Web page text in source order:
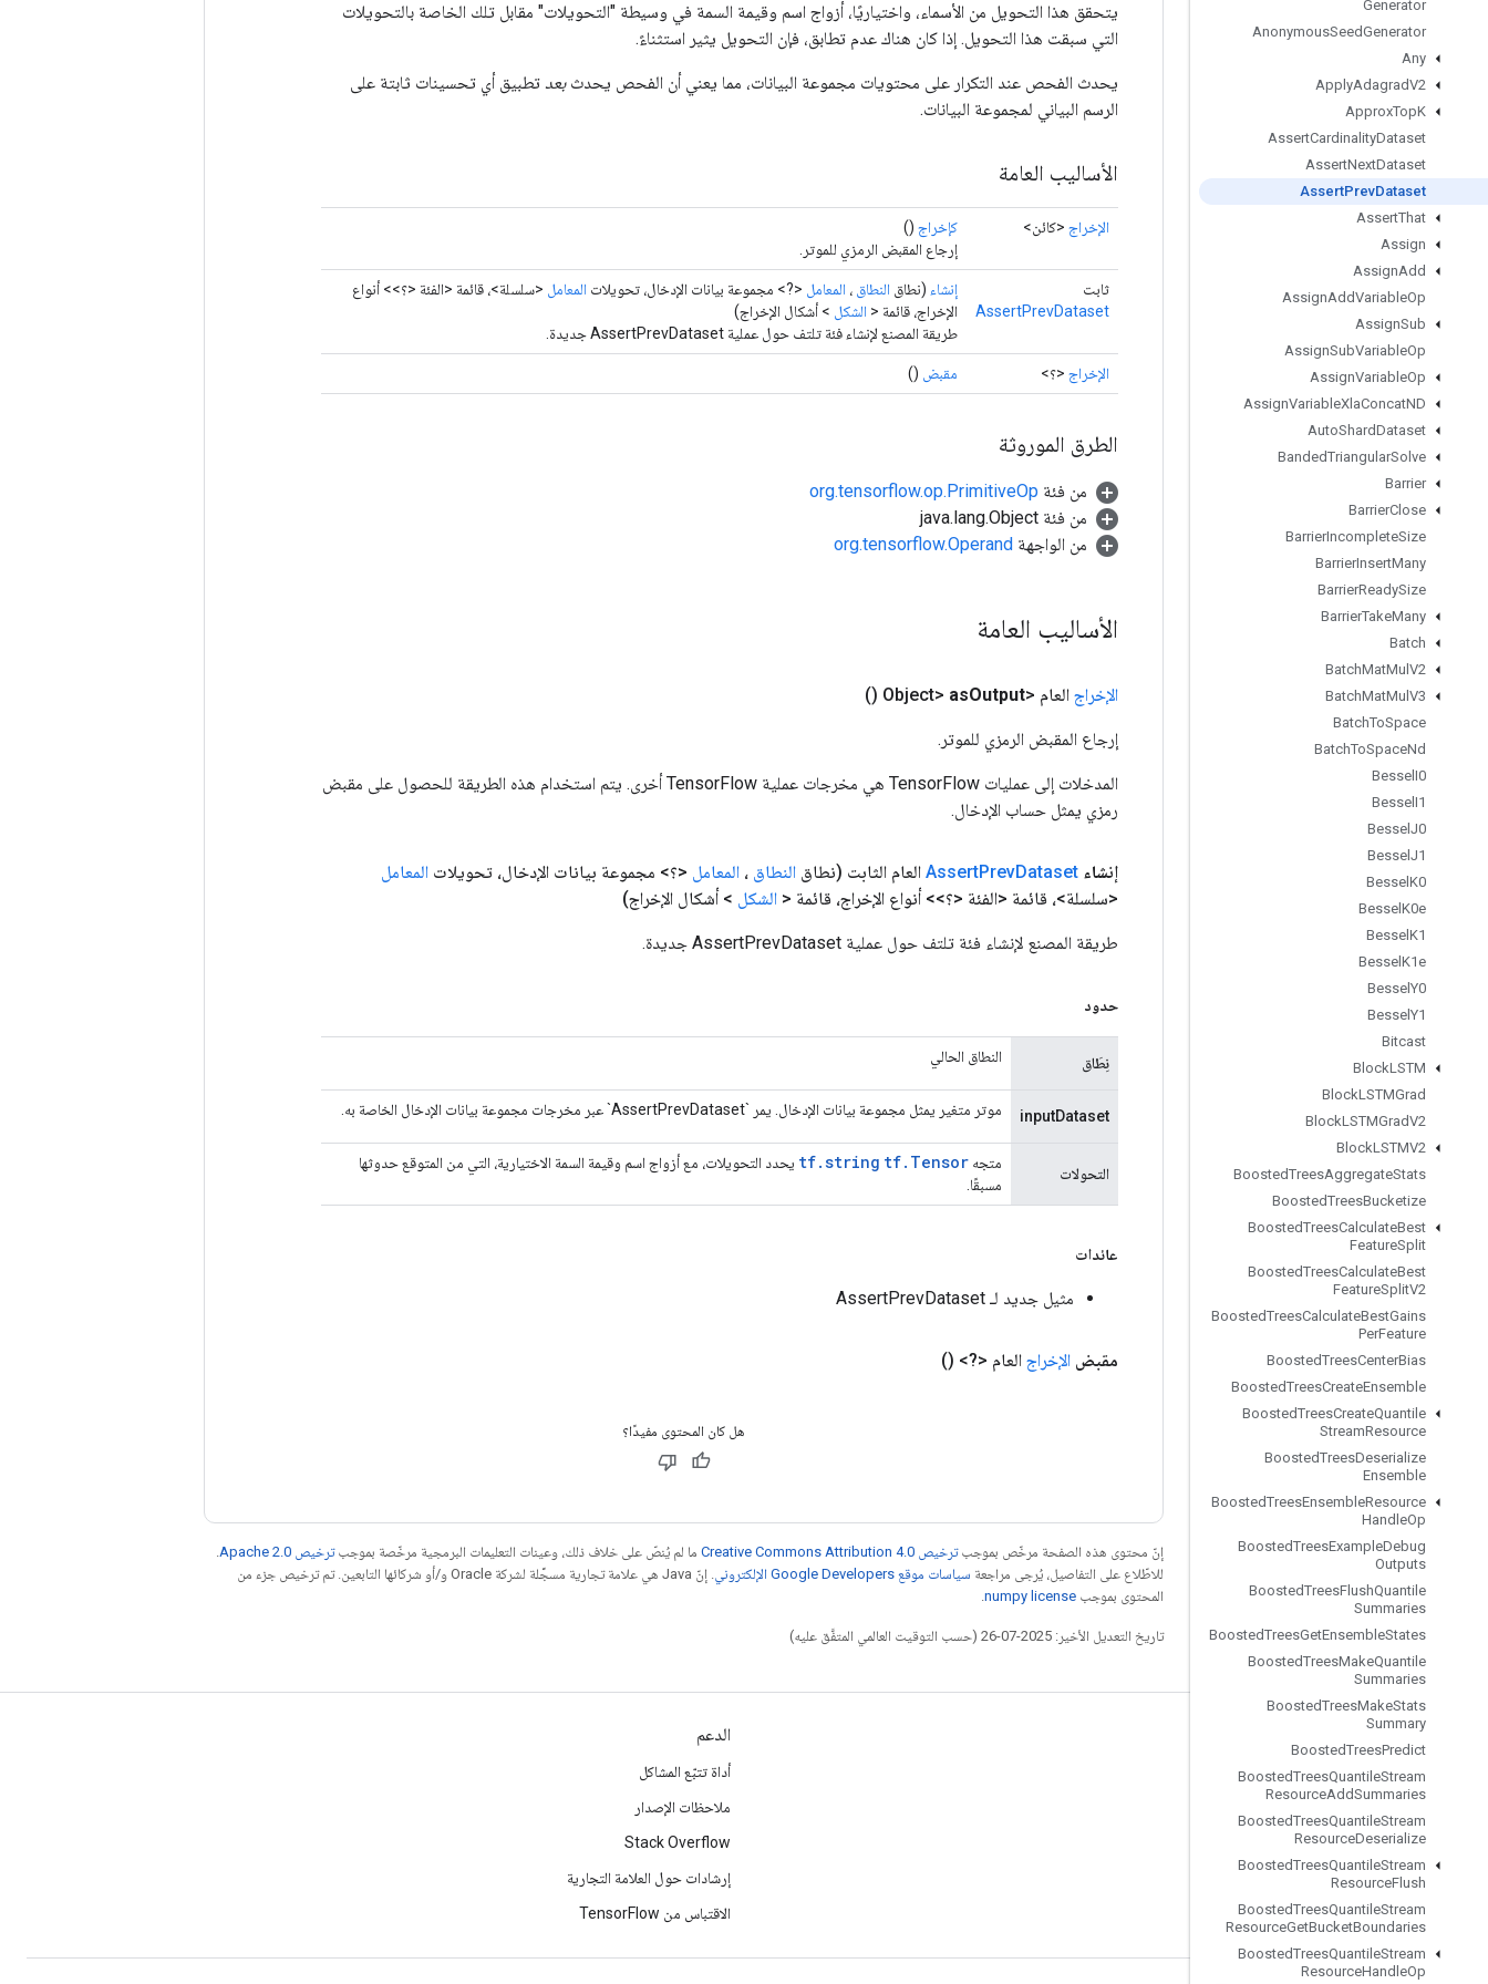
Generator
AnonymousSeedGenerator
Any
ApplyAdagradV2
ApproxTopK
AssertCardinalityDataset
AssertNextDataset
AssertPrevDataset
AssertThat
Assign
AssignAdd
AssignAddVariableOp
AssignSub
AssignSubVariableOp
AssignVariableOp
AssignVariableXlaConcatND
AutoShardDataset
BandedTriangularSolve
Barrier
BarrierClose
BarrierIncompleteSize
BarrierInsertMany
BarrierReadySize
BarrierTakeMany
Batch
BatchMatMul V2
BatchMatMul V3
BatchToSpace
BatchToSpaceNd
Bessel I0
Bessel I1
Bessel J0
Bessel J1
Bessel K0
Bessel K0e
Bessel K1
Bessel K1e
Bessel Y0
Bessel Y1
Bitcast
BlockLSTM
BlockLSTMGrad
BlockLSTMGradV2
BlockLSTMV2
BoostedTreesAggregateStats
BoostedTreesBucketize
BoostedTreesCalculateBest
FeatureSplit
BoostedTreesCalculateBest
FeatureSplitV2
BoostedTreesCalculateBestGains
PerFeature
BoostedTreesCenterBias
BoostedTreesCreateEnsemble
BoostedTreesCreateQuantile
StreamResource
BoostedTreesDeserialize
Ensemble
BoostedTreesEnsembleResource
HandleOp
BoostedTreesExampleDebug
Outputs
BoostedTreesFlushQuantile
Summaries
BoostedTreesGetEnsembleStates
BoostedTreesMakeQuantile
Summaries
BoostedTreesMakeStats
Summary
BoostedTreesPredict
BoostedTreesQuantileStream
ResourceAddSummaries
BoostedTreesQuantileStream
ResourceDeserialize
BoostedTreesQuantileStream
ResourceFlush
BoostedTreesQuantileStream
ResourceGetBucketBoundaries
BoostedTreesQuantileStream
ResourceHandleOp
يتحقق هذا التحويل من الأسماء، واختياريًا، أزواج اسم وقيمة السمة في وسيطة "التحويلات" مقابل تلك الخاصة بالتحويلات
التي سبقت هذا التحويل. إذا كان هناك عدم تطابق، فإن التحويل يثير استثناءً.
يحدث الفحص عند التكرار على محتويات مجموعة البيانات، مما يعني أن الفحص يحدثبعد تطبيق أي تحسينات ثابتة على
الرسم البياني لمجموعة البيانات.
الأساليب العامة
الإخراج <كائن> كإخراج ()
إرجاع المقبض الرمزي للموتر.
ثابت
AssertPrevDataset
إنشاء (نطاق النطاق ، المعامل <?> مجموعة بيانات الإدخال، تحويلات المعامل <سلسلة>، قائمة <الفئة <؟>> أنواع
الإخراج، قائمة < الشكل > أشكال الإخراج)
طريقة المصنع لإنشاء فئة تلتف حول عملية AssertPrevDataset جديدة.
الإخراج <؟> مقبض ()
الطرق الموروثة
من فئة org.tensorflow.op.PrimitiveOp
من فئة java.lang.Object
من الواجهة org.tensorflow.Operand
الأساليب العامة
الإخراج العام <Object> asOutput
()
إرجاع المقبض الرمزي للموتر.
المدخلات إلى عمليات TensorFlow هي مخرجات عملية TensorFlow أخرى. يتم استخدام هذه الطريقة للحصول على مقبض
رمزي يمثل حساب الإدخال.
إنشاء AssertPrevDataset العام الثابت (نطاق النطاق ، المعامل <؟> مجموعة بيانات الإدخال، تحويلات المعامل
<سلسلة>، قائمة <الفئة <؟>> أنواع الإخراج، قائمة < الشكل > أشكال الإخراج)
طريقة المصنع لإنشاء فئة تلتف حول عملية AssertPrevDataset جديدة.
حدود
نِطَاق النطاق الحالي
inputDataset موتر متغير يمثل مجموعة بيانات الإدخال. يمر `AssertPrevDataset` عبر مخرجات مجموعة بيانات الإدخال الخاصة به.
التحولات
متجه tf.string tf.Tensor
يحدد التحويلات، مع أزواج اسم وقيمة السمة الاختيارية، التي من المتوقع حدوثها
مسبقًا.
عائدات
مثيل جديد لـ AssertPrevDataset
مقبض الإخراج العام <?> ()
هل كان المحتوى مفيدًا؟
إنّ محتوى هذه الصفحة مرخّص بموجبترخيص Creative Commons Attribution 4.0‏ ما لم يُنصّ على خلاف ذلك، وعينات التعليمات البرمجية مرخّصة بموجبترخيص Apache 2.0‏
للاطّلاع على التفاصيل، يُرجى مراجعة سياسات موقع Google Developers الإلكتروني
. إنّ Java هي علامة تجارية مسجَّلة لشركة Oracle و/أو شركائها التابعين. تم ترخيص جزء من
المحتوى بموجب numpy license
تاريخ التعديل الأخير: 2025-07-26 (حسب التوقيت العالمي المتفَّق عليه)
التواصل الاجتماعي
المدوّنة
GitHub
Twitter
YouTube
الدعم
أداة تتبّع المشاكل
ملاحظات الإصدار
Stack Overflow
إرشادات حول العلامة التجارية
الاقتباس من TensorFlow